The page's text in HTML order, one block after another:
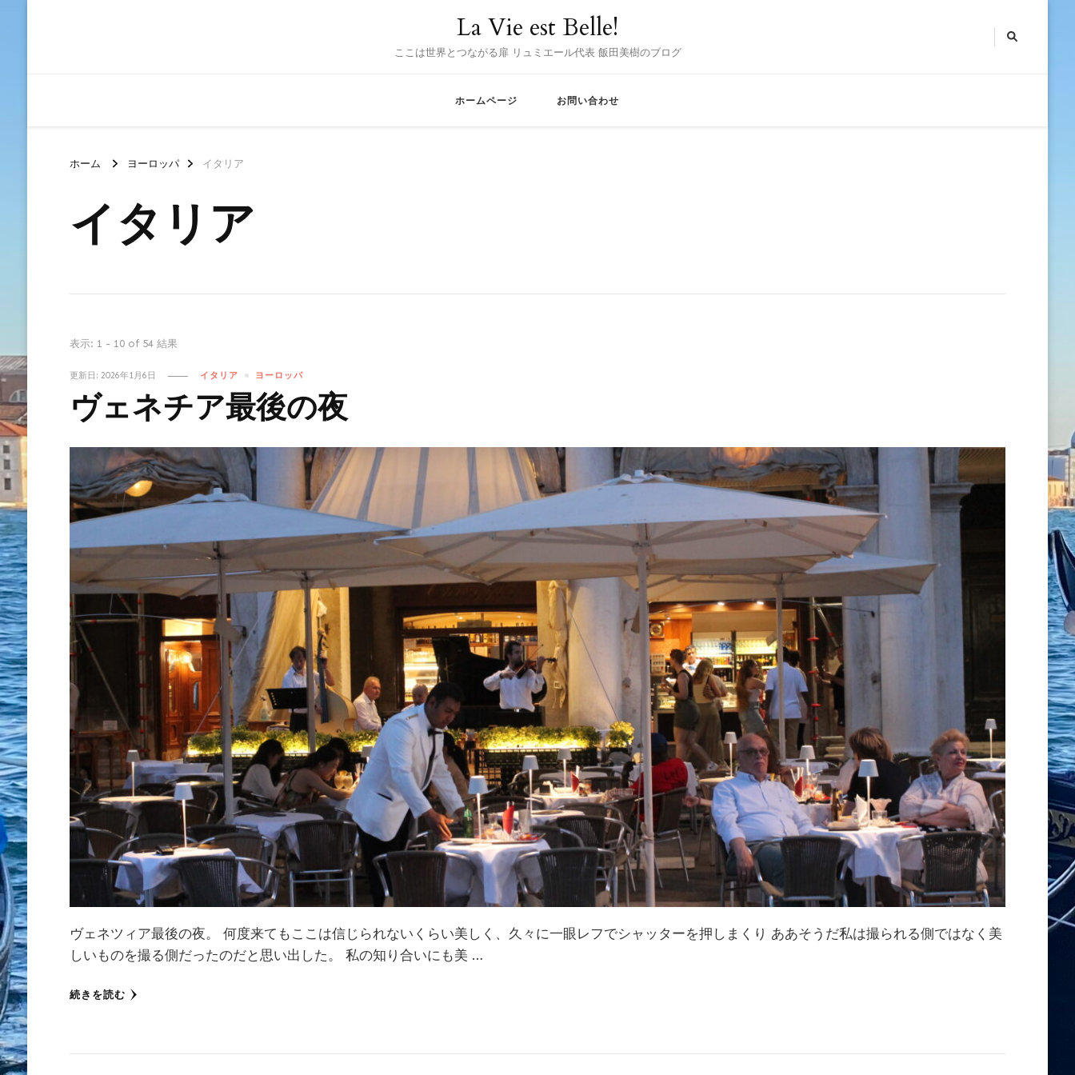
La Vie est Belle!
ここは世界とつながる扉 リュミエール代表 飯田美樹のブログ
ホームページ お問い合わせ
ホーム ヨーロッパ イタリア
イタリア
表示: 1 - 10 of 54 結果
更新日: 2026年1月6日 イタリア ヨーロッパ
ヴェネチア最後の夜
ヴェネツィア最後の夜。 何度来てもここは信じられないくらい美しく、久々に一眼レフでシャッターを押しまくり ああそうだ私は撮られる側ではなく美
しいものを撮る側だったのだと思い出した。 私の知り合いにも美 …
続きを読む